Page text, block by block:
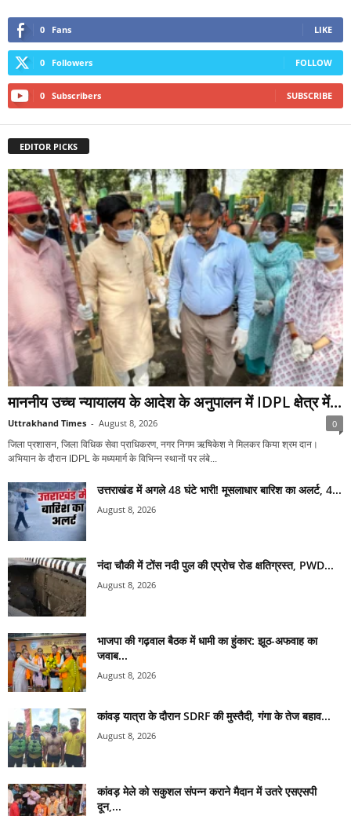
0 Fans LIKE
0 Followers FOLLOW
0 Subscribers SUBSCRIBE
EDITOR PICKS
माननीय उच्च न्यायालय के आदेश के अनुपालन में IDPL क्षेत्र में...
Uttrakhand Times - August 8, 2026 0
जिला प्रशासन, जिला विधिक सेवा प्राधिकरण, नगर निगम ऋषिकेश ने मिलकर किया श्रम दान।
अभियान के दौरान IDPL के मध्यमार्ग के विभिन्न स्थानों पर लंबे...
उत्तराखंड में अगले 48 घंटे भारी! मूसलाधार बारिश का अलर्ट, 4...
August 8, 2026
नंदा चौकी में टोंस नदी पुल की एप्रोच रोड क्षतिग्रस्त, PWD...
August 8, 2026
भाजपा की गढ़वाल बैठक में धामी का हुंकार: झूठ-अफवाह का
जवाब...
August 8, 2026
कांवड़ यात्रा के दौरान SDRF की मुस्तैदी, गंगा के तेज बहाव...
August 8, 2026
कांवड़ मेले को सकुशल संपन्न कराने मैदान में उतरे एसएसपी
दून,...